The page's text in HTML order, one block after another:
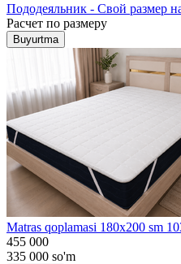
Пододеяльник - Свой размер
Расчет по размеру
Buyurtma
Matras qoplamasi 180x200 sm
455 000
335 000 so'm